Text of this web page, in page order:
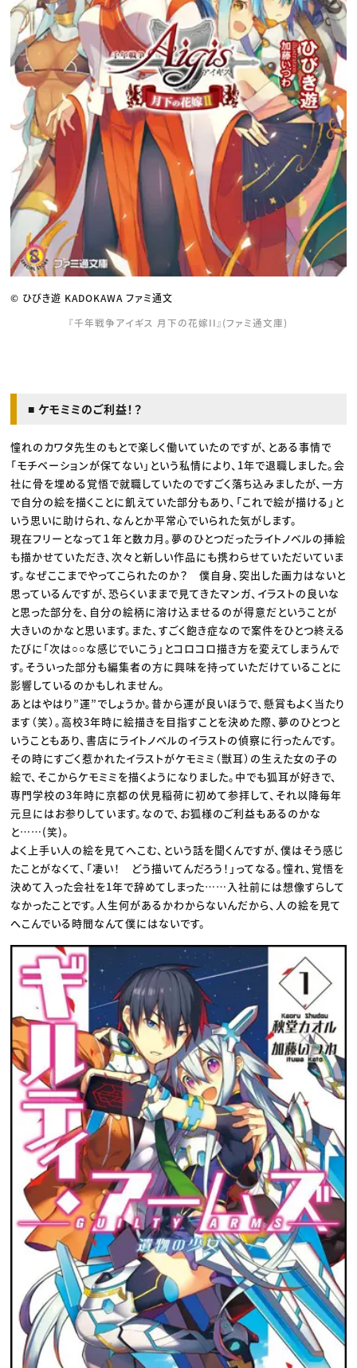
© ひびき遊 KADOKAWA ファミ通文
『千年戦争アイギス 月下の花嫁II』(ファミ通文庫)
■ ケモミミのご利益！？
憧れのカワタ先生のもとで楽しく働いていたのですが、とある事情で
「モチベーションが保てない」という私情により、1年で退職しました。会
社に骨を埋める覚悟で就職していたのですごく落ち込みましたが、一方
で自分の絵を描くことに飢えていた部分もあり、「これで絵が描ける」と
いう思いに助けられ、なんとか平常心でいられた気がします。
現在フリーとなって１年と数カ月。夢のひとつだったライトノベルの挿絵
も描かせていただき、次々と新しい作品にも携わらせていただいていま
す。なぜここまでやってこられたのか？ 僕自身、突出した画力はないと
思っているんですが、恐らくいままで見てきたマンガ、イラストの良いな
と思った部分を、自分の絵柄に溶け込ませるのが得意だということが
大きいのかなと思います。また、すごく飽き症なので案件をひとつ終える
たびに「次は○○な感じでいこう」とコロコロ描き方を変えてしまうんで
す。そういった部分も編集者の方に興味を持っていただけていることに
影響しているのかもしれません。
あとはやはり”運”でしょうか。昔から運が良いほうで、懸賞もよく当たり
ます（笑）。高校3年時に絵描きを目指すことを決めた際、夢のひとつと
いうこともあり、書店にライトノベルのイラストの偵察に行ったんです。
その時にすごく惹かれたイラストがケモミミ（獣耳）の生えた女の子の
絵で、そこからケモミミを描くようになりました。中でも狐耳が好きで、
専門学校の3年時に京都の伏見稲荷に初めて参拝して、それ以降毎年
元旦にはお参りしています。なので、お狐様のご利益もあるのかな
と……(笑)。
よく上手い人の絵を見てへこむ、という話を聞くんですが、僕はそう感じ
たことがなくて、「凄い！ どう描いてんだろう！」ってなる。憧れ、覚悟を
決めて入った会社を1年で辞めてしまった……入社前には想像すらして
なかったことです。人生何があるかわからないんだから、人の絵を見て
へこんでいる時間なんて僕にはないです。